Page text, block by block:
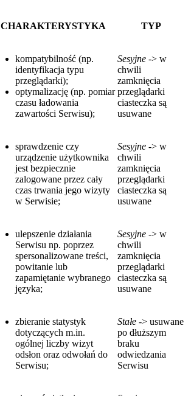
CHARAKTERYSTYKA TYP
kompatybilność (np.
identyfikacja typu
przeglądarki);
optymalizację (np. pomiar
czasu ładowania
zawartości Serwisu);
Sesyjne -> w
chwili
zamknięcia
przeglądarki
ciasteczka są
usuwane
sprawdzenie czy
urządzenie użytkownika
jest bezpiecznie
zalogowane przez cały
czas trwania jego wizyty
w Serwisie;
Sesyjne -> w
chwili
zamknięcia
przeglądarki
ciasteczka są
usuwane
ulepszenie działania
Serwisu np. poprzez
spersonalizowane treści,
powitanie lub
zapamiętanie wybranego
języka;
Sesyjne -> w
chwili
zamknięcia
przeglądarki
ciasteczka są
usuwane
zbieranie statystyk
dotyczących m.in.
ogólnej liczby wizyt
odsłon oraz odwołań do
Serwisu;
Stałe -> usuwane
po dłuższym
braku
odwiedzania
Serwisu